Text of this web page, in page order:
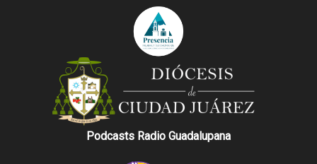
Podcasts Radio Guadalupana